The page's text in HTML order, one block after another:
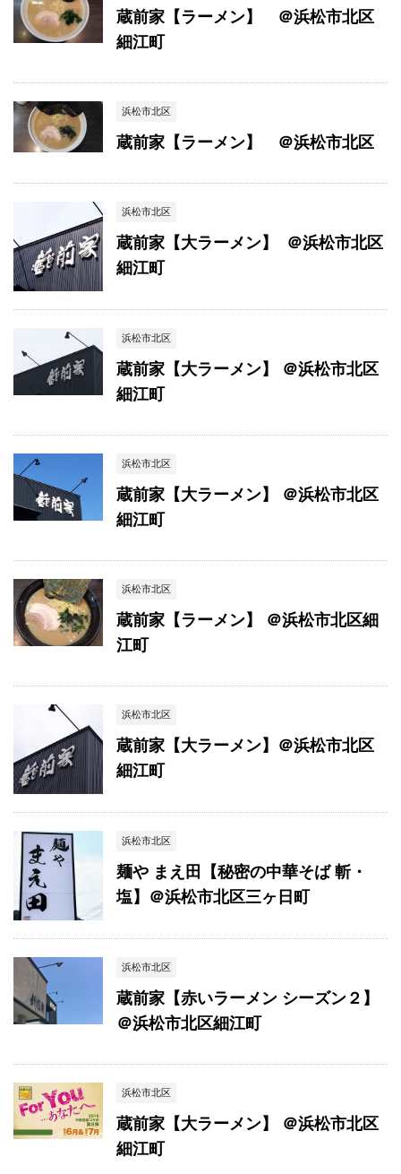
蔵前家【ラーメン】 ＠浜松市北区
細江町
浜松市北区
蔵前家【ラーメン】 ＠浜松市北区
浜松市北区
蔵前家【大ラーメン】 ＠浜松市北区
細江町
浜松市北区
蔵前家【大ラーメン】 ＠浜松市北区
細江町
浜松市北区
蔵前家【大ラーメン】 ＠浜松市北区
細江町
浜松市北区
蔵前家【ラーメン】 ＠浜松市北区細
江町
浜松市北区
蔵前家【大ラーメン】＠浜松市北区
細江町
浜松市北区
麺や まえ田【秘密の中華そば 斬・
塩】＠浜松市北区三ヶ日町
浜松市北区
蔵前家【赤いラーメン シーズン２】
＠浜松市北区細江町
浜松市北区
蔵前家【大ラーメン】 ＠浜松市北区
細江町